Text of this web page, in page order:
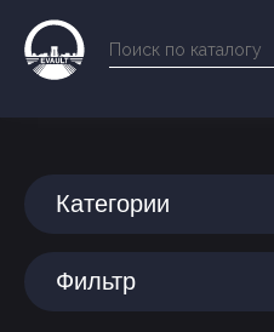
Категории
Фильтр